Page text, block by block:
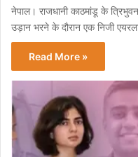
नेपाल। राजधानी काठमांडू के
उड़ान भरने के दौरान एक निजी
Read More »